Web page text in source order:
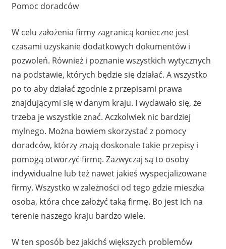
Pomoc doradców
W celu założenia firmy zagranicą konieczne jest
czasami uzyskanie dodatkowych dokumentów i
pozwoleń. Również i poznanie wszystkich wytycznych
na podstawie, których będzie się działać. A wszystko
po to aby działać zgodnie z przepisami prawa
znajdującymi się w danym kraju. I wydawało się, że
trzeba je wszystkie znać. Aczkolwiek nic bardziej
mylnego. Można bowiem skorzystać z pomocy
doradców, którzy znają doskonale takie przepisy i
pomogą otworzyć firmę. Zazwyczaj są to osoby
indywidualne lub też nawet jakieś wyspecjalizowane
firmy. Wszystko w zależności od tego gdzie mieszka
osoba, która chce założyć taką firmę. Bo jest ich na
terenie naszego kraju bardzo wiele.
W ten sposób bez jakichś większych problemów